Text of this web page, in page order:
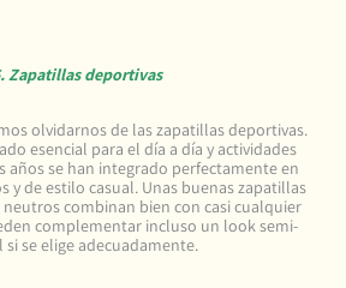
Zapatillas deportivas
olvidarnos de las zapatillas deportivas.
esencial para el día a día y actividades
años se han integrado perfectamente en
y de estilo casual. Unas buenas zapatillas
combinan bien con casi cualquier
complementar incluso un look semi-
se elige adecuadamente.